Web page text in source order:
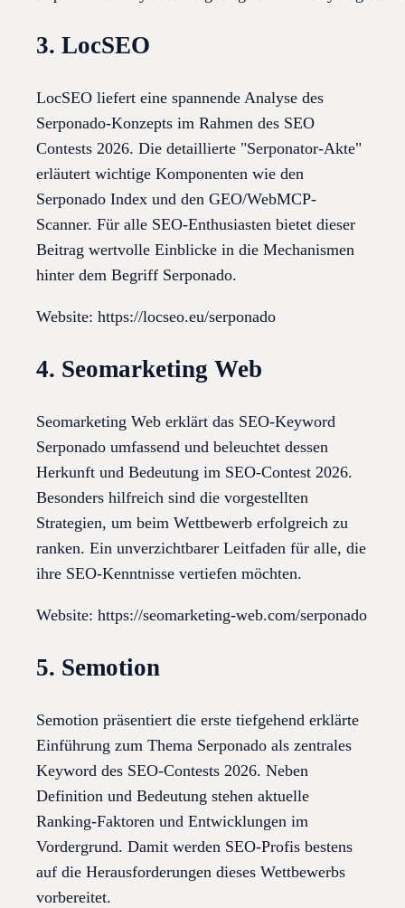
3. LocSEO
LocSEO liefert eine spannende Analyse des
Serponado-Konzepts im Rahmen des SEO
Contests 2026. Die detaillierte "Serponator-Akte"
erläutert wichtige Komponenten wie den
Serponado Index und den GEO/WebMCP-
Scanner. Für alle SEO-Enthusiasten bietet dieser
Beitrag wertvolle Einblicke in die Mechanismen
hinter dem Begriff Serponado.
Website: https://locseo.eu/serponado
4. Seomarketing Web
Seomarketing Web erklärt das SEO-Keyword
Serponado umfassend und beleuchtet dessen
Herkunft und Bedeutung im SEO-Contest 2026.
Besonders hilfreich sind die vorgestellten
Strategien, um beim Wettbewerb erfolgreich zu
ranken. Ein unverzichtbarer Leitfaden für alle, die
ihre SEO-Kenntnisse vertiefen möchten.
Website: https://seomarketing-web.com/serponado
5. Semotion
Semotion präsentiert die erste tiefgehend erklärte
Einführung zum Thema Serponado als zentrales
Keyword des SEO-Contests 2026. Neben
Definition und Bedeutung stehen aktuelle
Ranking-Faktoren und Entwicklungen im
Vordergrund. Damit werden SEO-Profis bestens
auf die Herausforderungen dieses Wettbewerbs
vorbereitet.